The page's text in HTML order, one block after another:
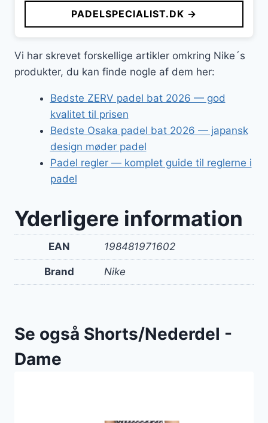
PADELSPECIALIST.DK →
Vi har skrevet forskellige artikler omkring Nike´s
produkter, du kan finde nogle af dem her:
Bedste ZERV padel bat 2026 — god
kvalitet til prisen
Bedste Osaka padel bat 2026 — japansk
design møder padel
Padel regler — komplet guide til reglerne i
padel
Yderligere information
EAN 198481971602
Brand Nike
Se også Shorts/Nederdel -
Dame